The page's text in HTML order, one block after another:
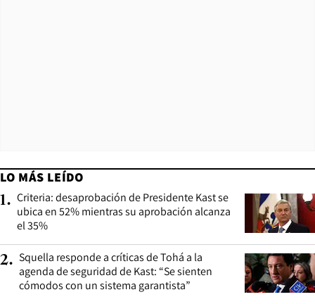
LO MÁS LEÍDO
1. Criteria: desaprobación de Presidente Kast se
ubica en 52% mientras su aprobación alcanza
el 35%
2. Squella responde a críticas de Tohá a la
agenda de seguridad de Kast: “Se sienten
cómodos con un sistema garantista”